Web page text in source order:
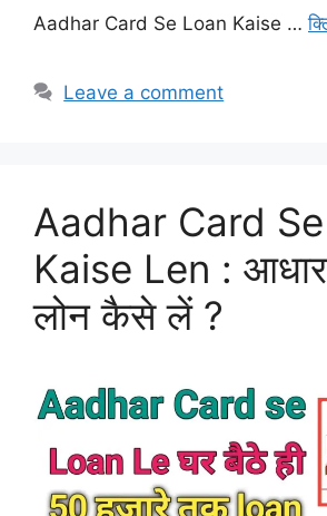
Aadhar Card Se Loan Kaise …
Leave a comment
Aadhar Card
Kaise Len : आधार
लोन कैसे लें ?